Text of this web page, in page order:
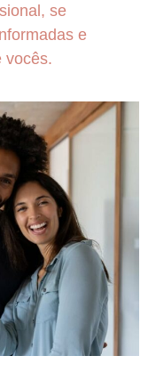
se
e
vocês.